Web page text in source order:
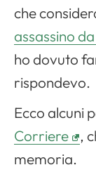
che
assassino
ho dovuto
rispondevo.
Ecco alcuni
Corriere
,
memoria.